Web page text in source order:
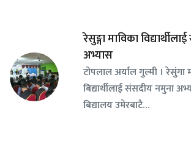
रेसुङ्गा माविका
अभ्यास
टोपलाल अर्याल गुल्मी । रेसुंगा
बिद्यार्थीलाई संसदीय नमुना
बिद्यालय उमेरबाटै…